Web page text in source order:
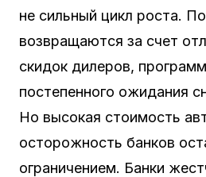
не сильный цикл роста.
возвращаются за счет
скидок дилеров,
постепенного ожидания
Но высокая стоимость
осторожность банков
ограничением. Банки